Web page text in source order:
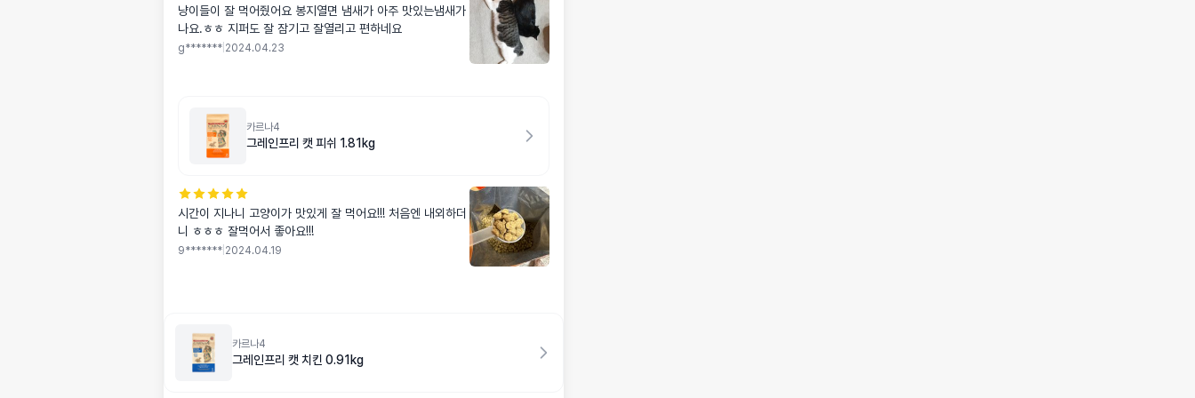
냥이들이 잘 먹어줬어요 봉지열면 냄새가 아주 맛있는냄새가
나요.ㅎㅎ 지퍼도 잘 잠기고 잘열리고 편하네요
g******* 2024.04.23
카르나4
그레인프리 캣 피쉬 1.81kg
시간이 지나니 고양이가 맛있게 잘 먹어요!!! 처음엔 내외하더
니 ㅎㅎㅎ 잘먹어서 좋아요!!!
9******* 2024.04.19
카르나4
그레인프리 캣 치킨 0.91kg